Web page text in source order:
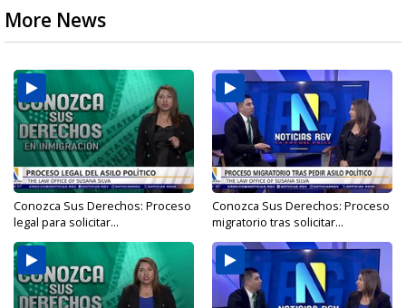
More News
Conozca Sus Derechos: Proceso
legal para solicitar...
Conozca Sus Derechos: Proceso
migratorio tras solicitar...